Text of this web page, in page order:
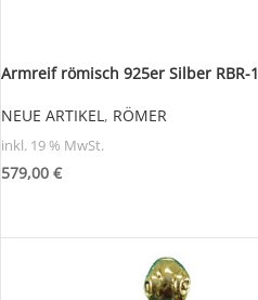
Armreif römisch 925er Silber RBR-1
NEUE ARTIKEL , RÖMER
inkl. 19 % MwSt.
579,00 €